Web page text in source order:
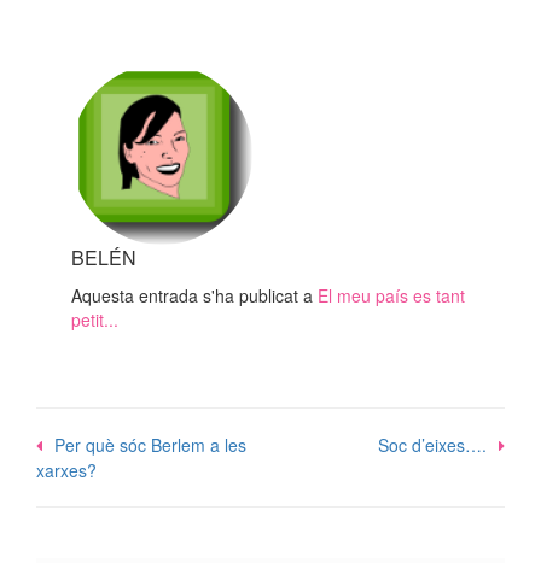
BELÉN
Aquesta entrada s'ha publicat a El meu país es tant
petit...
Navegació
d'entrades
Per què sóc Berlem a les
xarxes?
Soc d’eixes….